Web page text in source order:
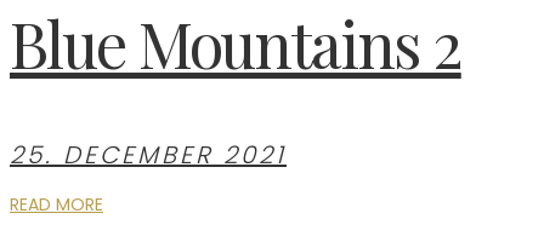
Blue Mountains 2
25. DECEMBER 2021
READ MORE